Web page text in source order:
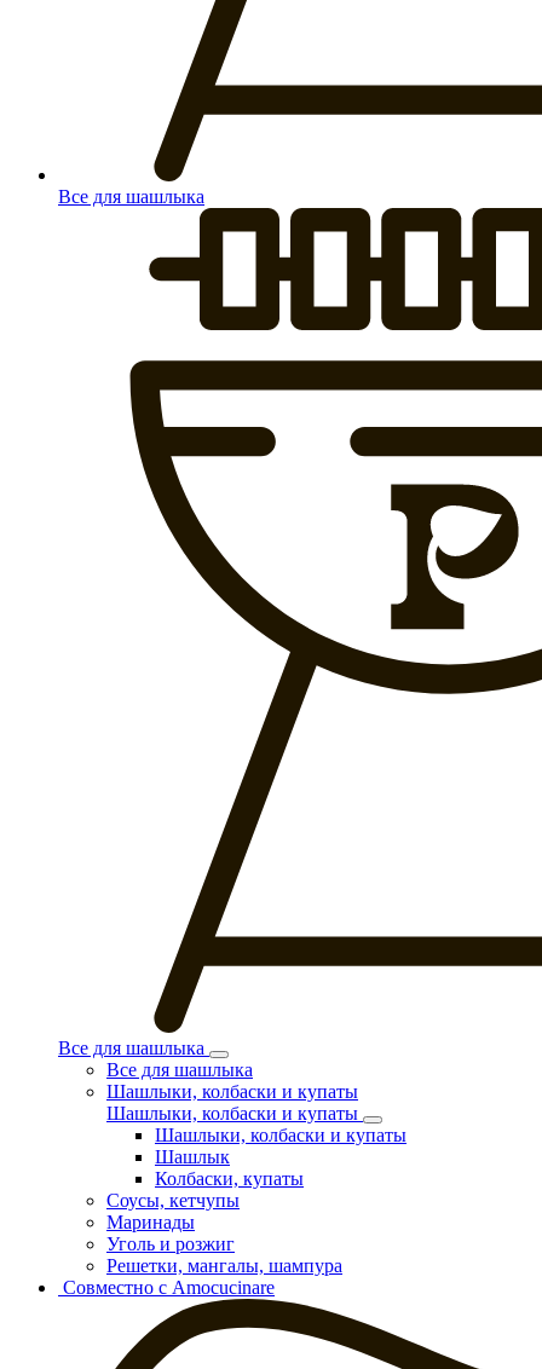
Все для шашлыка
Все для шашлыка
Все для шашлыка
Шашлыки, колбаски и купаты
Шашлыки, колбаски и купаты
Шашлыки, колбаски и купаты
Шашлык
Колбаски, купаты
Соусы, кетчупы
Маринады
Уголь и розжиг
Решетки, мангалы, шампура
Совместно с Amocucinare